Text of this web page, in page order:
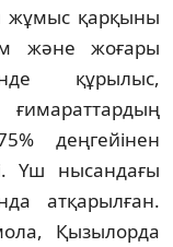
жұмыс қарқыны
және жоғары
құрылыс,
ғимараттардың
деңгейінен
Үш нысандағы
атқарылған.
Қызылорда